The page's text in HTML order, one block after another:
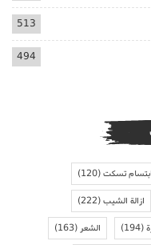
513
494
ابتسام تسكت(120)
ازالة الشيب(222)
(194) الشعر(163)